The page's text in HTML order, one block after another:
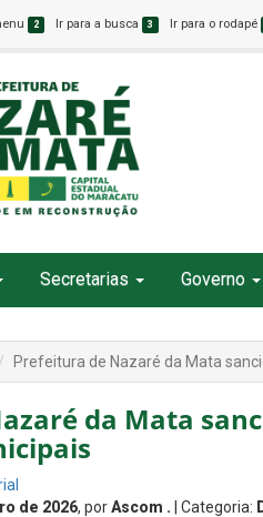
2 Ir para a busca 3 Ir para o rodapé
Secretarias Governo
Prefeitura de Nazaré da Mata
da Mata
de 2026, porAscom . | Categoria: